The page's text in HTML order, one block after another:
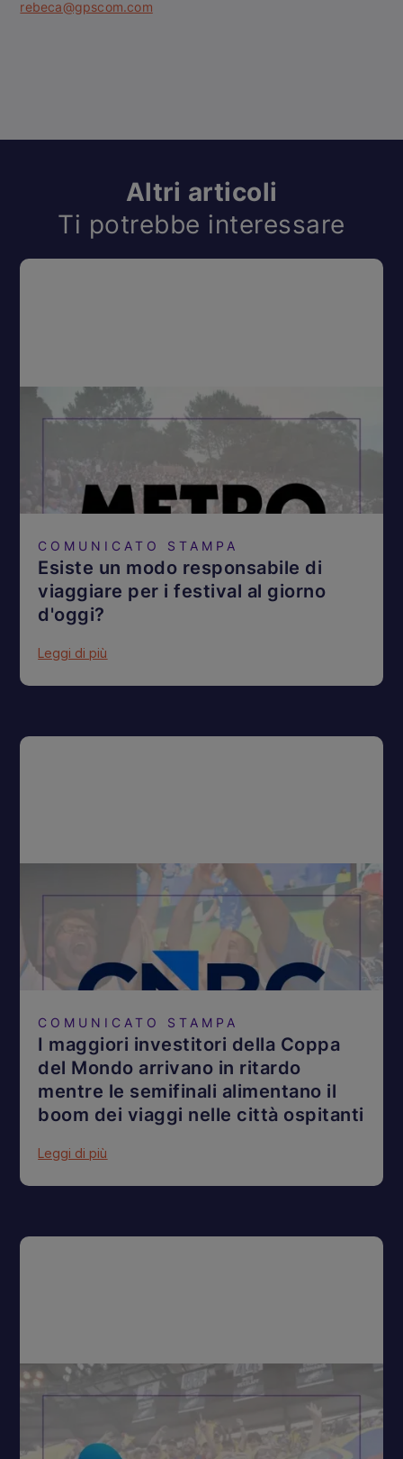
rebeca@gpscom.com
Altri articoli
Ti potrebbe interessare
COMUNICATO STAMPA
Esiste un modo responsabile di
viaggiare per i festival al giorno
d'oggi?
Leggi di più
COMUNICATO STAMPA
I maggiori investitori della Coppa
del Mondo arrivano in ritardo
mentre le semifinali alimentano il
boom dei viaggi nelle città ospitanti
Leggi di più